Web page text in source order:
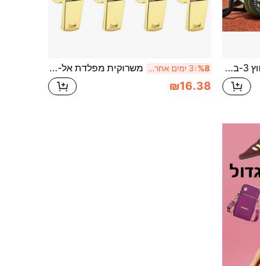
כלי הישרדות חוץ 3-ב-1, שריקה חירום ניידת רב-תפקודית, מצפן, זכוכית מגדלת, פנס, מדחום %8 3 ימים אחרונים משרוקית מפלדת אל-חלד 304, משרוקית גבוהה, משרוקית הישרדות חיצונית, משרוקית לשופט ספורט
₪16.38